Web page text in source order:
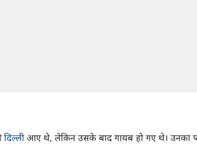
दिल्ली आए थे, लेकिन उसके बाद गायब हो गए थे। उनका